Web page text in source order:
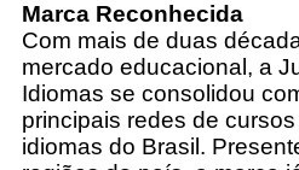
Marca Reconhecida
Com mais de duas
mercado educacional, a
Idiomas se consolidou
principais redes de
idiomas do Brasil.